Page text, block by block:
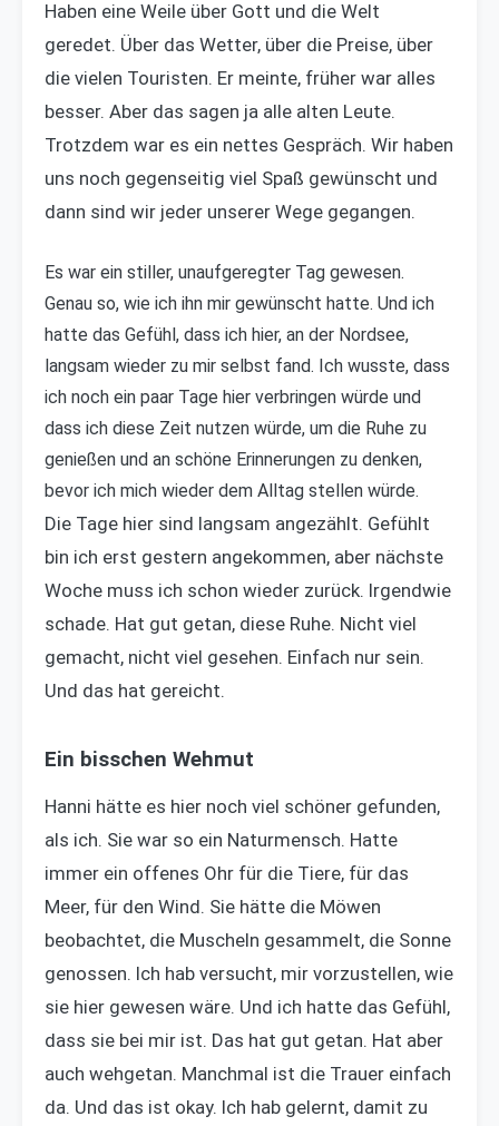
Haben eine Weile über Gott und die Welt
geredet. Über das Wetter, über die Preise, über
die vielen Touristen. Er meinte, früher war alles
besser. Aber das sagen ja alle alten Leute.
Trotzdem war es ein nettes Gespräch. Wir haben
uns noch gegenseitig viel Spaß gewünscht und
dann sind wir jeder unserer Wege gegangen.
Es war ein stiller, unaufgeregter Tag gewesen.
Genau so, wie ich ihn mir gewünscht hatte. Und ich
hatte das Gefühl, dass ich hier, an der Nordsee,
langsam wieder zu mir selbst fand. Ich wusste, dass
ich noch ein paar Tage hier verbringen würde und
dass ich diese Zeit nutzen würde, um die Ruhe zu
genießen und an schöne Erinnerungen zu denken,
bevor ich mich wieder dem Alltag stellen würde.
Die Tage hier sind langsam angezählt. Gefühlt
bin ich erst gestern angekommen, aber nächste
Woche muss ich schon wieder zurück. Irgendwie
schade. Hat gut getan, diese Ruhe. Nicht viel
gemacht, nicht viel gesehen. Einfach nur sein.
Und das hat gereicht.
Ein bisschen Wehmut
Hanni hätte es hier noch viel schöner gefunden,
als ich. Sie war so ein Naturmensch. Hatte
immer ein offenes Ohr für die Tiere, für das
Meer, für den Wind. Sie hätte die Möwen
beobachtet, die Muscheln gesammelt, die Sonne
genossen. Ich hab versucht, mir vorzustellen, wie
sie hier gewesen wäre. Und ich hatte das Gefühl,
dass sie bei mir ist. Das hat gut getan. Hat aber
auch wehgetan. Manchmal ist die Trauer einfach
da. Und das ist okay. Ich hab gelernt, damit zu